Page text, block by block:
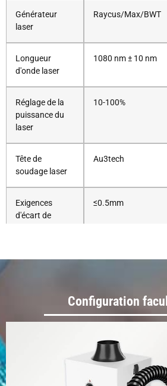
Générateur
laser
Raycus/Max/BWT
Longueur
d'onde laser
1080 nm ± 10 nm
Réglage de la
puissance du
laser
10-100%
Tête de
soudage laser
Au3tech
Exigences
d'écart de
≤0.5mm
Système de
Au3tech
Distance focale
attendue
160mm
10 m (JPT : 15 m)
Configuration